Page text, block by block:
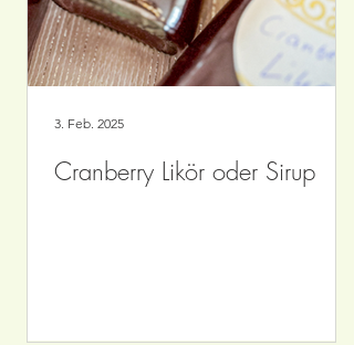
Cranberry Likör oder Sirup
3. Feb. 2025